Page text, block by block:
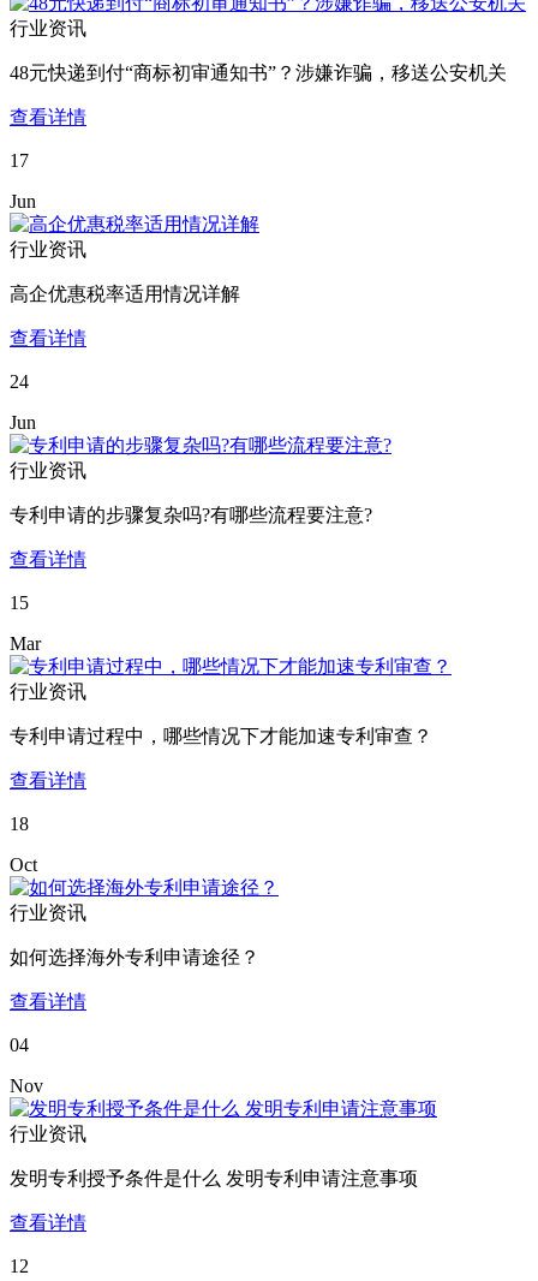
行业资讯
48元快递到付“商标初审通知书”？涉嫌诈骗，移送公安机关
查看详情
17
Jun
行业资讯
高企优惠税率适用情况详解
查看详情
24
Jun
行业资讯
专利申请的步骤复杂吗?有哪些流程要注意?
查看详情
15
Mar
行业资讯
专利申请过程中，哪些情况下才能加速专利审查？
查看详情
18
Oct
行业资讯
如何选择海外专利申请途径？
查看详情
04
Nov
行业资讯
发明专利授予条件是什么 发明专利申请注意事项
查看详情
12